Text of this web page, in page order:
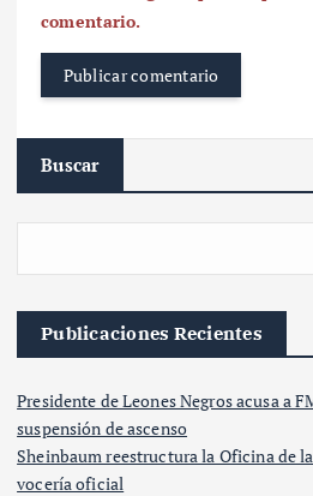
comentario.
Buscar
Publicaciones Recientes
Presidente de Leones Negros acusa a
suspensión de ascenso
Sheinbaum reestructura la Oficina de
vocería oficial